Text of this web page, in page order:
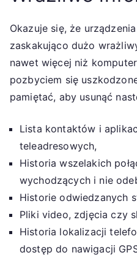
Okazuje się, że
zaskakująco dużo
nawet więcej niż
pozbyciem się
pamiętać, aby usunąć
Lista kontaktów i
teleadresowych,
Historia wszelakich
wychodzących i nie
Historie odwiedzanych
Pliki video, zdjęcia czy
Historia lokalizacji
dostęp do nawigacji